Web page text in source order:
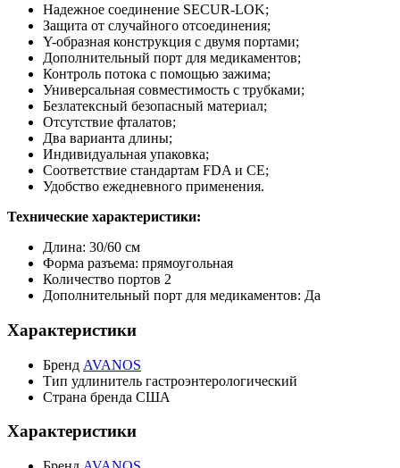
Надежное соединение SECUR-LOK;
Защита от случайного отсоединения;
Y-образная конструкция с двумя портами;
Дополнительный порт для медикаментов;
Контроль потока с помощью зажима;
Универсальная совместимость с трубками;
Безлатексный безопасный материал;
Отсутствие фталатов;
Два варианта длины;
Индивидуальная упаковка;
Соответствие стандартам FDA и CE;
Удобство ежедневного применения.
Технические характеристики:
Длина: 30/60 см
Форма разъема: прямоугольная
Количество портов 2
Дополнительный порт для медикаментов: Да
Характеристики
Бренд AVANOS
Тип удлинитель гастроэнтерологический
Страна бренда США
Характеристики